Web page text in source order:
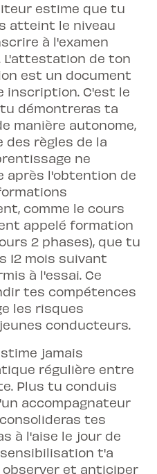
estime que tu
atteint le niveau
à l'examen
L'attestation de ton
est un document
inscription. C'est le
démontreras ta
manière autonome,
règles de la
ne
après l'obtention de
comme le cours
appelé formation
2 phases), que tu
12 mois suivant
à l'essai. Ce
tes compétences
les risques
conducteurs.
jamais
régulière entre
Plus tu conduis
accompagnateur
tes
à l'aise le jour de
sensibilisation t'a
et anticiper